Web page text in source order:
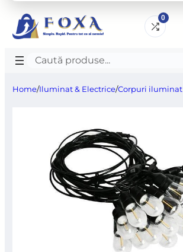
0
Caută
Home/Iluminat & Electrice/Corpuri iluminat